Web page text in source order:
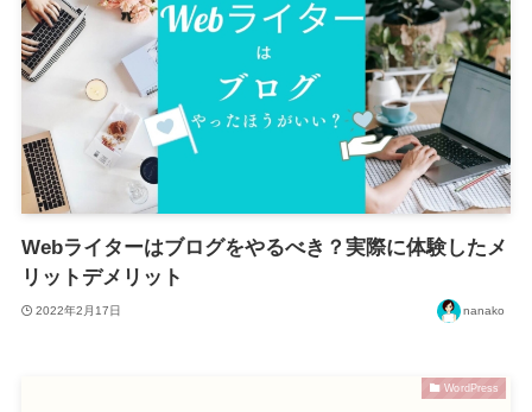
Webライターはブログをやるべき？実際に体験したメ
リットデメリット
2022年2月17日 nanako
WordPress